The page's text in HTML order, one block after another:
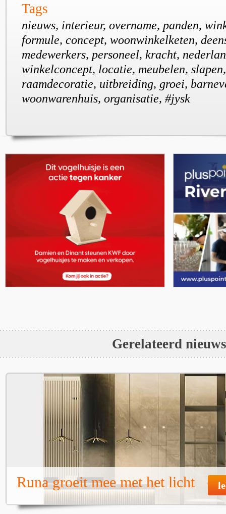
Tags
nieuws, interieur, overname, panden,
formule, concept, woonwinkelketen,
medewerkers, personeel, kracht,
winkelconcept, locatie, meubelen,
raamdecoratie, uitbreiding, groei,
woonwarenhuis, organisatie, #jysk
Gerelateerd nieuws
Runa groeit mee met het licht